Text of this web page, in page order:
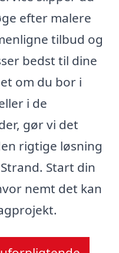
efter malere
tilbud og
bedst til dine
om du bor i
i de
gør vi det
rigtige løsning
Start din
nemt det kan